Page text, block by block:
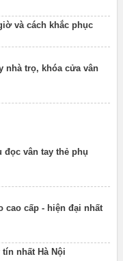
và cách khắc phục
nhà trọ, khóa cửa vân
đọc vân tay thẻ phụ
cao cấp - hiện đại nhất
nhất Hà Nội